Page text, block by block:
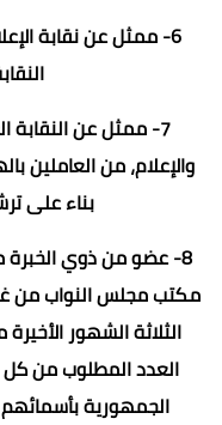
6- ممثل عن نقابة
7- ممثل عن النقابة
والإعلام، من العاملين
بناء على
8- عضو من ذوي الخبرة
مكتب مجلس النواب من
الثلاثة الشهور
العدد المطلوب من
الجمهورية